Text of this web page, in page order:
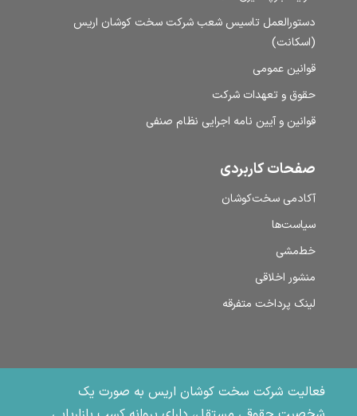
دستورالعمل تاسیس شعب شرکت سخت کوشان اریس
(اسکانت)
قوانین عمومی
حقوق و تعهدات شرکت
قوانین و آیین نامه اجرایی نظام صنفی
صفحات کاربردی
آکادمی سخت‌کوشان
سیاست‌ها
خط‌مشی
منشور اخلاقی
لینک پرداخت متفرقه
فعالیت شرکت سخت کوشان اریس به صورت یک